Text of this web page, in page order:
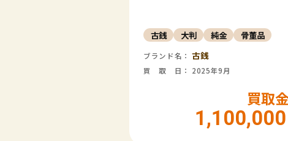
古銭 大判 純金 骨董品
ブランド名：古銭
買 取 日： 2025年9月
買取
1,100,000